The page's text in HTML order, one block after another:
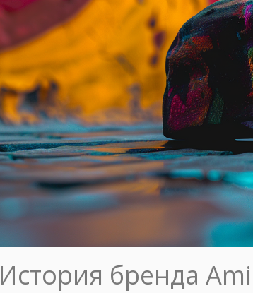
История бренда